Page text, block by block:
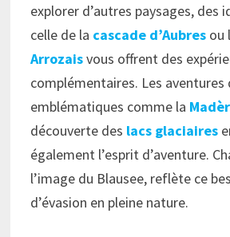
explorer d’autres paysages, des
celle de la cascade d’Aubres ou
Arrozaisvous offrent des
complémentaires. Les aventures
emblématiques comme la
découverte des lacs glaciaires
également l’esprit d’aventure.
l’image du Blausee, reflète ce
d’évasion en pleine nature.